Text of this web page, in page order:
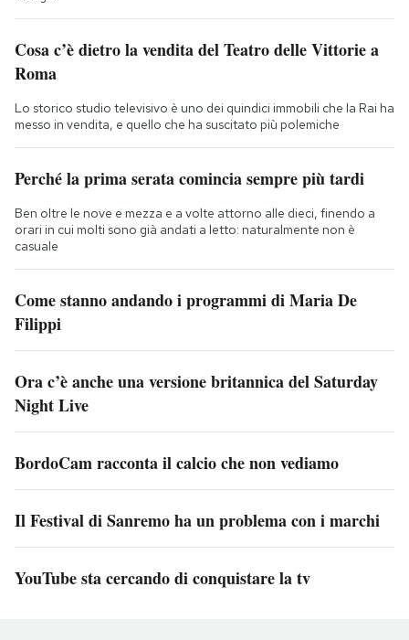
Cosa c’è dietro la vendita del Teatro delle Vittorie a
Roma
Lo storico studio televisivo è uno dei quindici immobili che la Rai ha
messo in vendita, e quello che ha suscitato più polemiche
Perché la prima serata comincia sempre più tardi
Ben oltre le nove e mezza e a volte attorno alle dieci, finendo a
orari in cui molti sono già andati a letto: naturalmente non è
casuale
Come stanno andando i programmi di Maria De
Filippi
Ora c’è anche una versione britannica del Saturday
Night Live
BordoCam racconta il calcio che non vediamo
Il Festival di Sanremo ha un problema con i marchi
YouTube sta cercando di conquistare la tv